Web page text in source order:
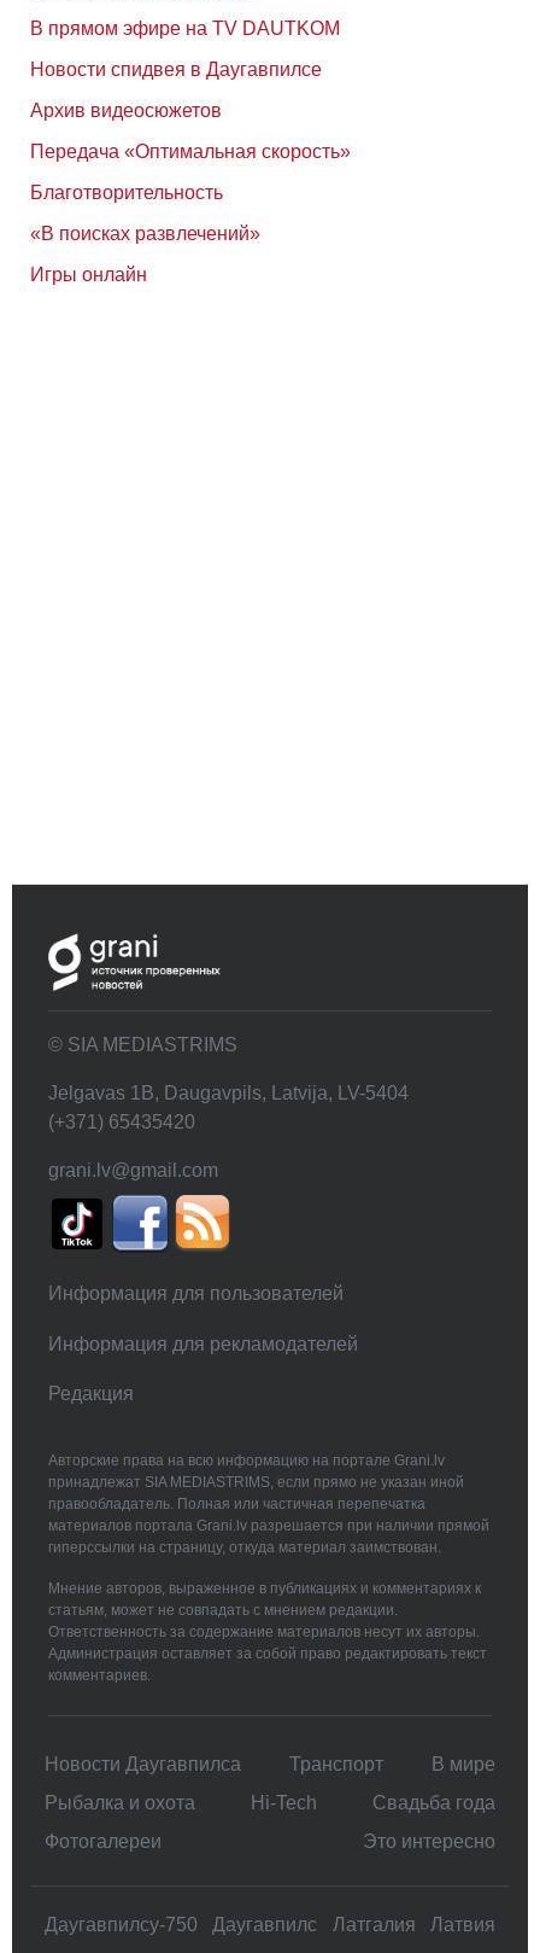
В прямом эфире на TV DAUTKOM
Новости спидвея в Даугавпилсе
Архив видеосюжетов
Передача «Оптимальная скорость»
Благотворительность
«В поисках развлечений»
Игры онлайн
© SIA MEDIASTRIMS
Jelgavas 1B, Daugavpils, Latvija, LV-5404
(+371) 65435420
grani.lv@gmail.com
Информация для пользователей
Информация для рекламодателей
Редакция
Авторские права на всю информацию на портале Grani.lv
принадлежат SIA MEDIASTRIMS, если прямо не указан иной
правообладатель. Полная или частичная перепечатка
материалов портала Grani.lv разрешается при наличии прямой
гиперссылки на страницу, откуда материал заимствован.
Мнение авторов, выраженное в публикациях и комментариях к
статьям, может не совпадать с мнением редакции.
Ответственность за содержание материалов несут их авторы.
Администрация оставляет за собой право редактировать текст
комментариев.
Новости Даугавпилса Транспорт
В мире
Рыбалка и охота
Hi-Tech
Свадьбa года
Фотогалереи
Это интересно
Даугавпилсу-750 Даугавпилс Латгалия
Латвия